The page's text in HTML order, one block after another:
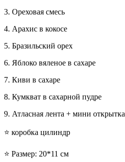
3. Ореховая смесь
4. Арахис в кокосе
5. Бразильский орех
6. Яблоко вяленое в сахаре
7. Киви в сахаре
8. Кумкват в сахарной пудре
9. Атласная лента + мини открытка
⭐️ коробка цилиндр
⭐️ Размер: 20*11 см